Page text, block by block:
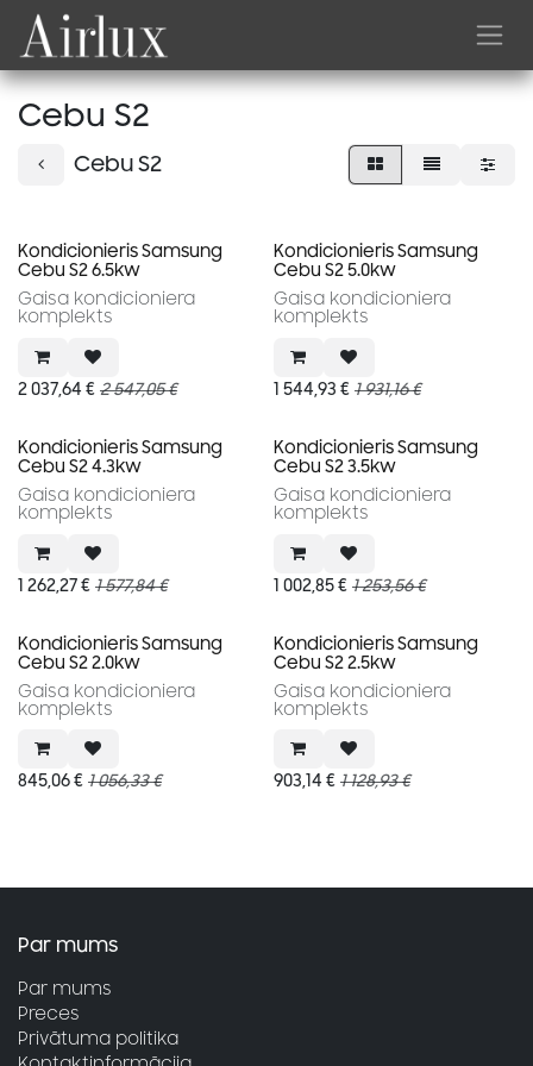
Skip to Content
Cebu S2
Cebu S2
Kondicionieris Samsung
Cebu S2 6.5kw
Gaisa kondicioniera
komplekts
2 037,64 € 2 547,05€
Kondicionieris Samsung
Cebu S2 5.0kw
Gaisa kondicioniera
komplekts
1 544,93 € 1 931,16€
Kondicionieris Samsung
Cebu S2 4.3kw
Gaisa kondicioniera
komplekts
1 262,27€ 1 577,84€
Kondicionieris Samsung
Cebu S2 3.5kw
Gaisa kondicioniera
komplekts
1 002,85€ 1 253,56€
Kondicionieris Samsung
Cebu S2 2.0kw
Gaisa kondicioniera
komplekts
845,06€ 1 056,33€
Kondicionieris Samsung
Cebu S2 2.5kw
Gaisa kondicioniera
komplekts
903,14 € 1 128,93€
Par mums
Par mums
Preces
Privātuma politika